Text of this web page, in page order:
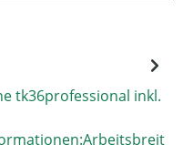
tk36professional inkl.